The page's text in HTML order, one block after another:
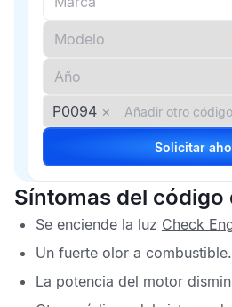
P0094 ×
Solicitar
Síntomas del código
Se enciende la luz Check
Un fuerte olor a combustible.
La potencia del motor